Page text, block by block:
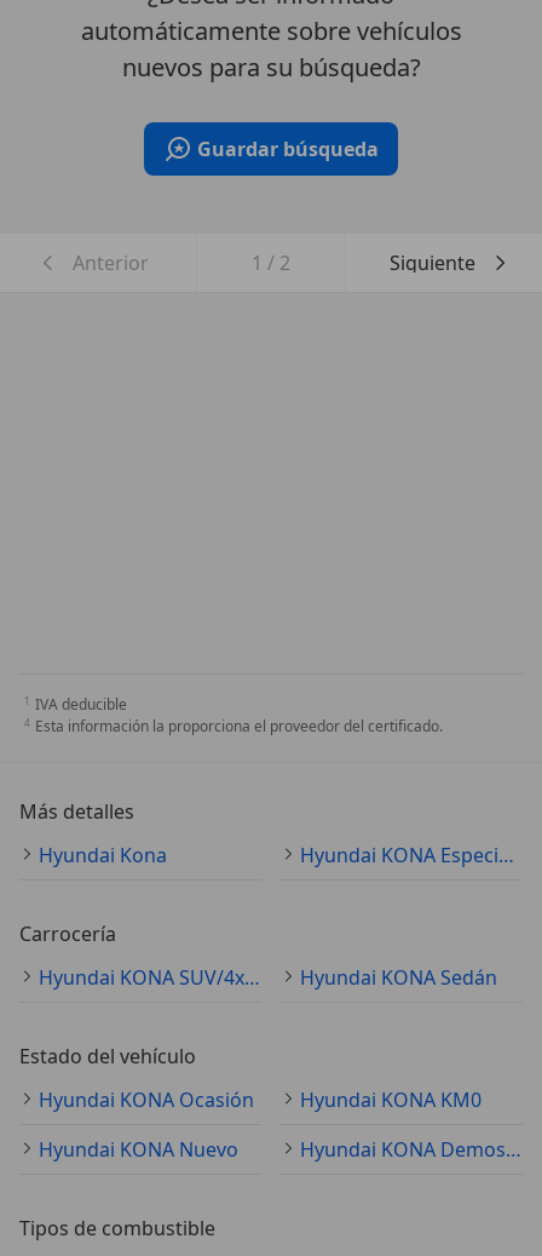
automáticamente sobre vehículos
nuevos para su búsqueda?
Guardar búsqueda
Anterior 1 / 2 Siguiente
IVA deducible
Esta información la proporciona el proveedor del certificado.
Más detalles
Hyundai Kona
Hyundai KONA Especificaciones técnicas
Carrocería
Hyundai KONA SUV/4x4/Pickup
Hyundai KONA Sedán
Estado del vehículo
Hyundai KONA Ocasión
Hyundai KONA KM0
Hyundai KONA Nuevo
Hyundai KONA Demostración
Tipos de combustible